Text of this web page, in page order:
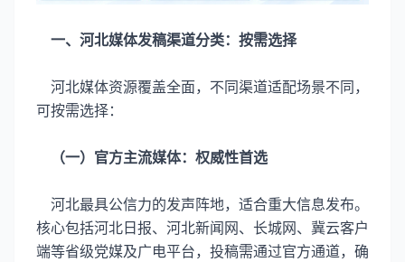
一、河北媒体发稿渠道分类：按需选择
河北媒体资源覆盖全面，不同渠道适配场景不同，
可按需选择：
（一）官方主流媒体：权威性首选
河北最具公信力的发声阵地，适合重大信息发布。
核心包括河北日报、河北新闻网、长城网、冀云客户
端等省级党媒及广电平台，投稿需通过官方通道，确